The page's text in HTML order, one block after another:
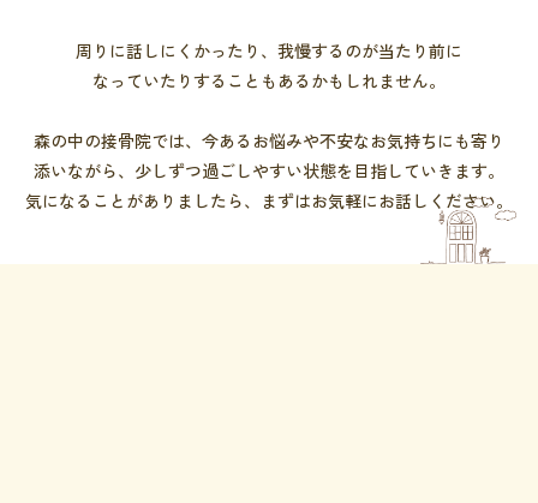
周りに話しにくかったり、 我慢するのが当たり前に
なっていたりする こともあるかもしれません。
森の中の接骨院では、 今ある お悩みや不安な お気持ちにも寄り
添いながら、 少しずつ過ごしやすい状態を 目指していきます。
気になることがありましたら、 まずはお気軽に お話しください。